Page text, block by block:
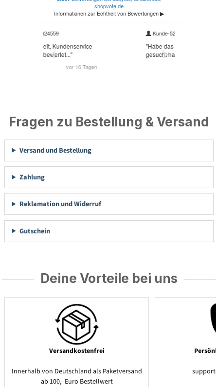
Fragen zu Bestellung & Versand
Versand und Bestellung
Zahlung
Reklamation und Widerruf
Gutschein
Deine Vorteile bei uns
Versandkostenfrei
Innerhalb von Deutschland als Paketversand
ab 100,- Euro Bestellwert